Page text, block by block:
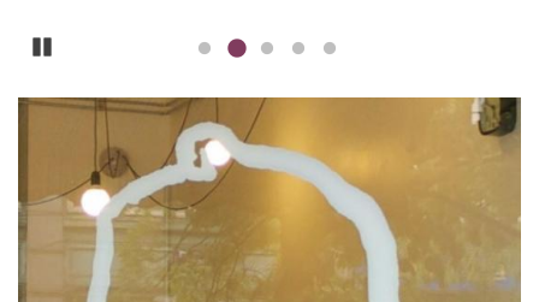
ILLUSTRATION
PRINCIPALE